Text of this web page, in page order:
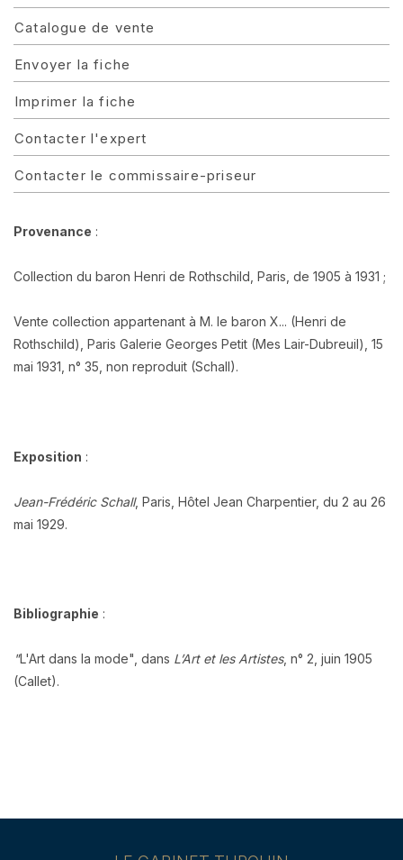
Catalogue de vente
Envoyer la fiche
Imprimer la fiche
Contacter l'expert
Contacter le commissaire-priseur
Provenance :
Collection du baron Henri de Rothschild, Paris, de 1905 à 1931 ;
Vente collection appartenant à M. le baron X... (Henri de
Rothschild), Paris Galerie Georges Petit (Mes Lair-Dubreuil), 15
mai 1931, n° 35, non reproduit (Schall).
Exposition :
Jean-Frédéric Schall, Paris, Hôtel Jean Charpentier, du 2 au 26
mai 1929.
Bibliographie :
"L'Art dans la mode", dans L’Art et les Artistes, n° 2, juin 1905
(Callet).